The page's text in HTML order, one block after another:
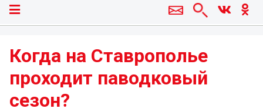
Когда на Ставрополье
проходит паводковый
сезон?